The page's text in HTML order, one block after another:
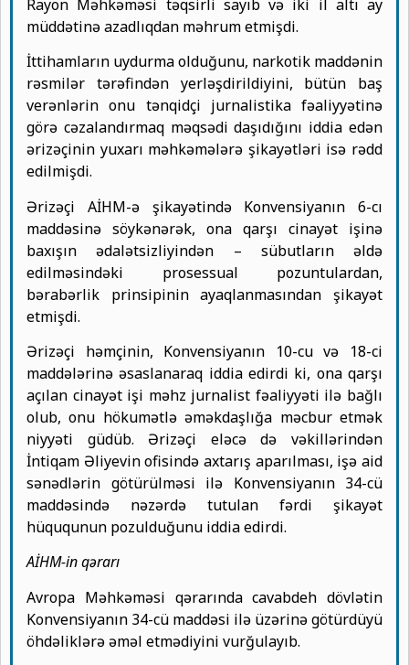
Rayon Məhkəməsi təqsirli sayıb və iki il altı ay
müddətinə azadlıqdan məhrum etmişdi.
İttihamların uydurma olduğunu, narkotik maddənin
rəsmilər tərəfindən yerləşdirildiyini, bütün baş
verənlərin onu tənqidçi jurnalistika fəaliyyətinə
görə cəzalandırmaq məqsədi daşıdığını iddia edən
ərizəçinin yuxarı məhkəmələrə şikayətləri isə rədd
edilmişdi.
Ərizəçi AİHM-ə şikayətində Konvensiyanın 6-cı
maddəsinə söykənərək, ona qarşı cinayət işinə
baxışın ədalətsizliyindən – sübutların əldə
edilməsindəki prosessual pozuntulardan,
bərabərlik prinsipinin ayaqlanmasından şikayət
etmişdi.
Ərizəçi həmçinin, Konvensiyanın 10-cu və 18-ci
maddələrinə əsaslanaraq iddia edirdi ki, ona qarşı
açılan cinayət işi məhz jurnalist fəaliyyəti ilə bağlı
olub, onu hökumətlə əməkdaşlığa məcbur etmək
niyyəti güdüb. Ərizəçi eləcə də vəkillərindən
İntiqam Əliyevin ofisində axtarış aparılması, işə aid
sənədlərin götürülməsi ilə Konvensiyanın 34-cü
maddəsində nəzərdə tutulan fərdi şikayət
hüququnun pozulduğunu iddia edirdi.
AİHM-in qərarı
Avropa Məhkəməsi qərarında cavabdeh dövlətin
Konvensiyanın 34-cü maddəsi ilə üzərinə götürdüyü
öhdəliklərə əməl etmədiyini vurğulayıb.